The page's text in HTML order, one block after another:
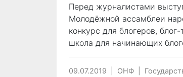
Перед журналистами
Молодёжной ассамблеи
конкурс для блогеров,
школа для начинающих
09.07.2019 ОНФ